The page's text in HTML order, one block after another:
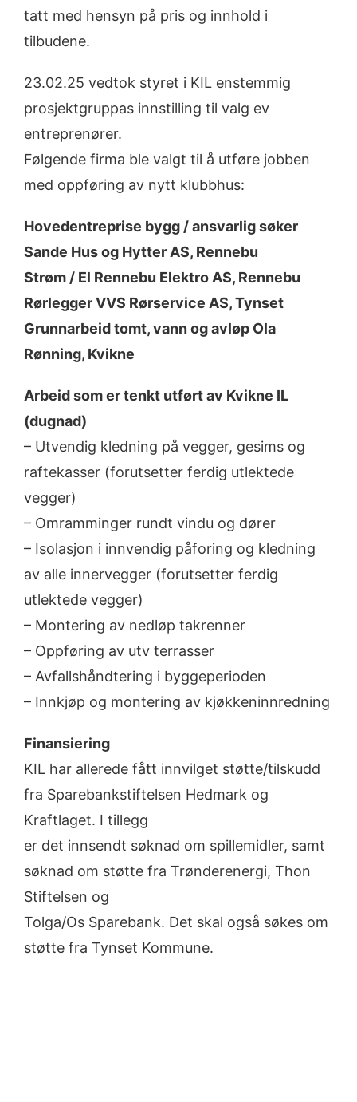
tatt med hensyn på pris og innhold i
tilbudene.
23.02.25 vedtok styret i KIL enstemmig
prosjektgruppas innstilling til valg ev
entreprenører.
Følgende firma ble valgt til å utføre jobben
med oppføring av nytt klubbhus:
Hovedentreprise bygg / ansvarlig søker
Sande Hus og Hytter AS, Rennebu
Strøm / El Rennebu Elektro AS, Rennebu
Rørlegger VVS Rørservice AS, Tynset
Grunnarbeid tomt, vann og avløp Ola
Rønning, Kvikne
Arbeid som er tenkt utført av Kvikne IL
(dugnad)
– Utvendig kledning på vegger, gesims og
raftekasser (forutsetter ferdig utlektede
vegger)
– Omramminger rundt vindu og dører
– Isolasjon i innvendig påforing og kledning
av alle innervegger (forutsetter ferdig
utlektede vegger)
– Montering av nedløp takrenner
– Oppføring av utv terrasser
– Avfallshåndtering i byggeperioden
– Innkjøp og montering av kjøkkeninnredning
Finansiering
KIL har allerede fått innvilget støtte/tilskudd
fra Sparebankstiftelsen Hedmark og
Kraftlaget. I tillegg
er det innsendt søknad om spillemidler, samt
søknad om støtte fra Trønderenergi, Thon
Stiftelsen og
Tolga/Os Sparebank. Det skal også søkes om
støtte fra Tynset Kommune.